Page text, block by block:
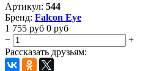
Артикул: 544
Бренд: Falcon Eye
1 755 руб 0 руб
−
+
Рассказать друзьям: